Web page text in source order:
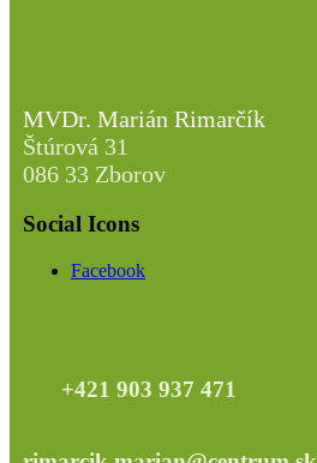
MVDr. Marián Rimarčík
Štúrová 31
086 33 Zborov
Social Icons
Facebook
+421 903 937 471